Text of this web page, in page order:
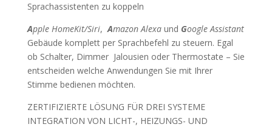
Sprachassistenten zu koppeln
Apple HomeKit/Siri,Amazon Alexaund Google Assistant
Gebäude komplett per Sprachbefehl zu steuern. Egal
ob Schalter, Dimmer Jalousien oder Thermostate – Sie
entscheiden welche Anwendungen Sie mit Ihrer
Stimme bedienen möchten.
ZERTIFIZIERTE LÖSUNG FÜR DREI SYSTEME
INTEGRATION VON LICHT-, HEIZUNGS- UND